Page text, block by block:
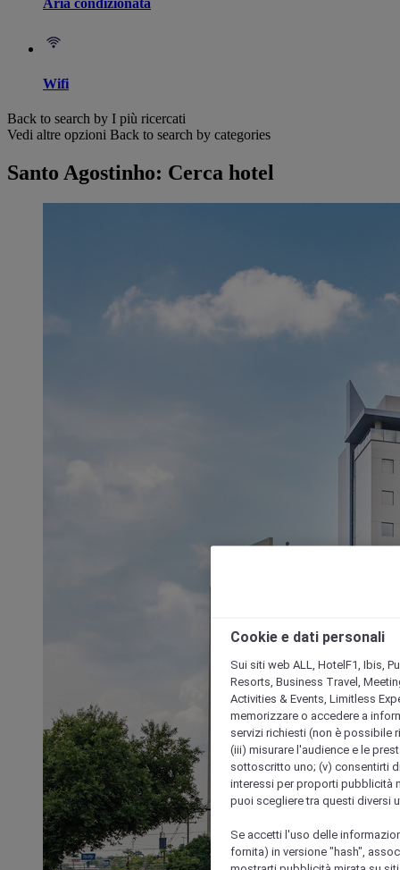
Aria condizionata
Wifi
Back to search by I più ricercati
Vedi altre opzioni Back to search by categories
Santo Agostinho: Cerca hotel
Cookie e dati personali
Sui siti web ALL, HotelF1, Ibis,
Resorts, Business Travel,
Activities & Events, Limitless
memorizzare o accedere a
servizi richiesti (non è possibile
(iii) misurare l'audience e le
sottoscritto uno; (v) consentirti
interessi per proporti pubblicità
puoi scegliere tra questi diversi
Se accetti l'uso delle
fornita) in versione "hash",